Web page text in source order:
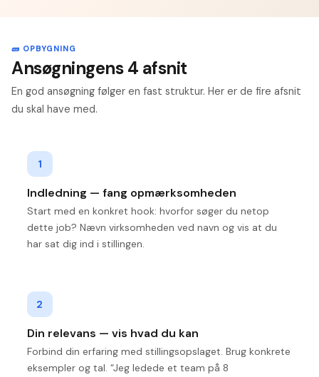
🧱 OPBYGNING
Ansøgningens 4 afsnit
En god ansøgning følger en fast struktur. Her er de fire afsnit
du skal have med.
1
Indledning — fang opmærksomheden
Start med en konkret hook: hvorfor søger du netop
dette job? Nævn virksomheden ved navn og vis at du
har sat dig ind i stillingen.
2
Din relevans — vis hvad du kan
Forbind din erfaring med stillingsopslaget. Brug konkrete
eksempler og tal. “Jeg ledede et team på 8